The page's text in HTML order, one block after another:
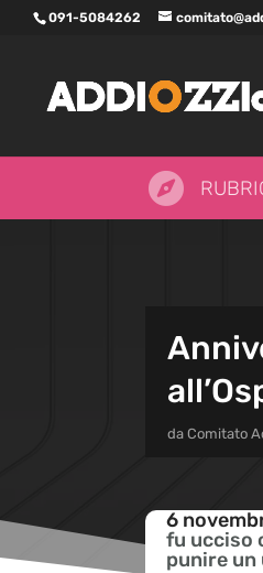
091-5084262

da Comitato
6
fu ucciso
punire